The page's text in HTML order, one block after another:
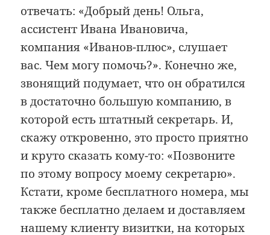
отвечать: «Добрый день! Ольга,
ассистент Ивана Ивановича,
компания «Иванов-плюс», слушает
вас. Чем могу помочь?». Конечно же,
звонящий подумает, что он обратился
в достаточно большую компанию, в
которой есть штатный секретарь. И,
скажу откровенно, это просто приятно
и круто сказать кому-то: «Позвоните
по этому вопросу моему секретарю».
Кстати, кроме бесплатного номера, мы
также бесплатно делаем и доставляем
нашему клиенту визитки, на которых